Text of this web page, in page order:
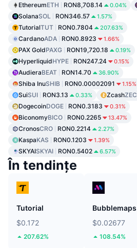
EthereumETH RON8,708.14 0.04%
SolanaSOL RON346.57 1.57%
TutorialTUT RON0.7804 207.63%
CardanoADA RON0.8923 1.66%
PAX GoldPAXG RON19,720.18 0.19%
HyperliquidHYPE RON247.24 0.15%
AudieraBEAT RON14.70 36.90%
Shiba InuSHIB RON0.00002091 1.15%
SuiSUI RON3.13 0.33% ZcashZEC
DogecoinDOGE RON0.3183 0.31%
BiconomyBICO RON0.2265 13.47%
CronosCRO RON0.2214 2.27%
KaspaKAS RON0.1203 1.39%
SKYAISKYAI RON0.5402 6.57%
În tendințe
Tutorial
$0.172
207.62%
Bubblemaps
$0.02677
108.54%